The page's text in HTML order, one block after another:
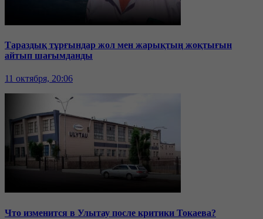
Тараздық тұрғындар жол мен жарықтың жоқтығын
айтып шағымданды
11 октября, 20:06
Что изменится в Улытау после критики Токаева?